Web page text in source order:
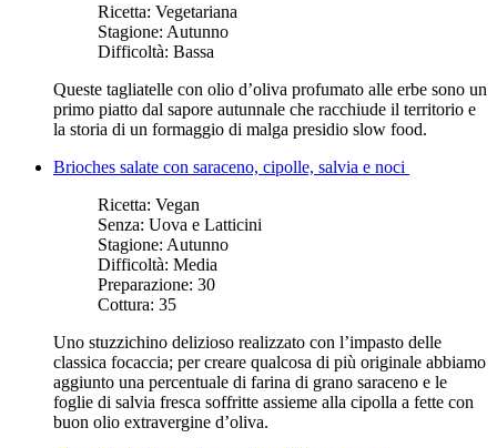
Ricetta: Vegetariana
Stagione: Autunno
Difficoltà: Bassa
Queste tagliatelle con olio d’oliva profumato alle erbe sono un
primo piatto dal sapore autunnale che racchiude il territorio e
la storia di un formaggio di malga presidio slow food.
Brioches salate con saraceno, cipolle, salvia e noci
Ricetta: Vegan
Senza: Uova e Latticini
Stagione: Autunno
Difficoltà: Media
Preparazione: 30
Cottura: 35
Uno stuzzichino delizioso realizzato con l’impasto delle
classica focaccia; per creare qualcosa di più originale abbiamo
aggiunto una percentuale di farina di grano saraceno e le
foglie di salvia fresca soffritte assieme alla cipolla a fette con
buon olio extravergine d’oliva.